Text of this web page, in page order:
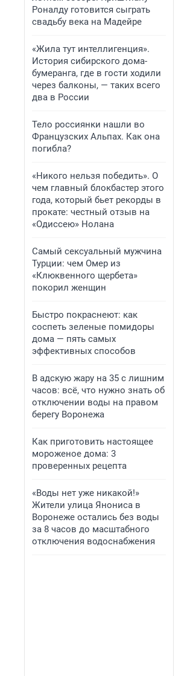
Роналду готовится сыграть
свадьбу века на Мадейре
«Жила тут интеллигенция».
История сибирского дома-
бумеранга, где в гости ходили
через балконы, — таких всего
два в России
Тело россиянки нашли во
Французских Альпах. Как она
погибла?
«Никого нельзя победить». О
чем главный блокбастер этого
года, который бьет рекорды в
прокате: честный отзыв на
«Одиссею» Нолана
Самый сексуальный мужчина
Турции: чем Омер из
«Клюквенного щербета»
покорил женщин
Быстро покраснеют: как
соспеть зеленые помидоры
дома — пять самых
эффективных способов
В адскую жару на 35 с лишним
часов: всё, что нужно знать об
отключении воды на правом
берегу Воронежа
Как приготовить настоящее
мороженое дома: 3
проверенных рецепта
«Воды нет уже никакой!»
Жители улица Янониса в
Воронеже остались без воды
за 8 часов до масштабного
отключения водоснабжения